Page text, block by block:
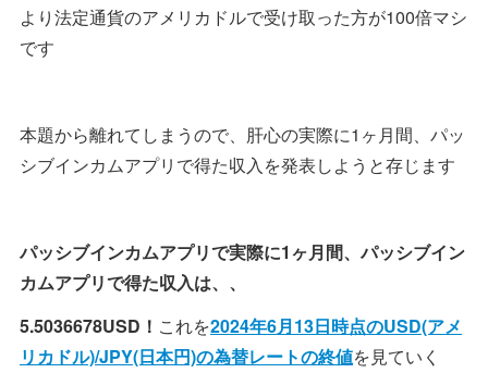
より法定通貨のアメリカドルで受け取った方が100倍マシ
です
本題から離れてしまうので、肝心の実際に1ヶ月間、パッ
シブインカムアプリで得た収入を発表しようと存じます
パッシブインカムアプリで実際に1ヶ月間、パッシブイン
カムアプリで得た収入は、、
5.5036678USD！ これを2024年6月13日時点のUSD(アメ
リカドル)/JPY(日本円)の為替レートの終値を見ていく